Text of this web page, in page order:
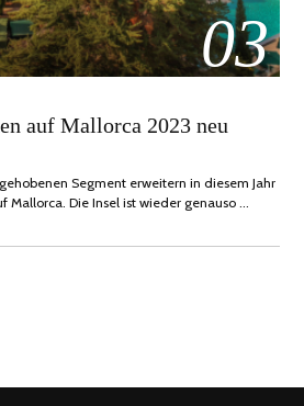
03
auf Mallorca 2023 neu
Segment erweitern in diesem Jahr
Mallorca. Die Insel ist wieder genauso …